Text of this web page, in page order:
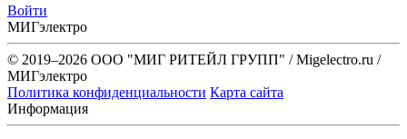
Войти
МИГэлектро
© 2019–2026 ООО "МИГ РИТЕЙЛ ГРУПП" / Migelectro.ru /
МИГэлектро
Политика конфиденциальности Карта сайта
Информация